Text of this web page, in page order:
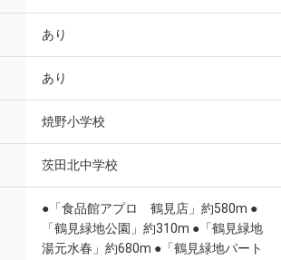
あり
あり
焼野小学校
茨田北中学校
●「食品館アプロ 鶴見店」約580m ●
「鶴見緑地公園」約310m ●「鶴見緑地
湯元水春」約680m ●「鶴見緑地パート